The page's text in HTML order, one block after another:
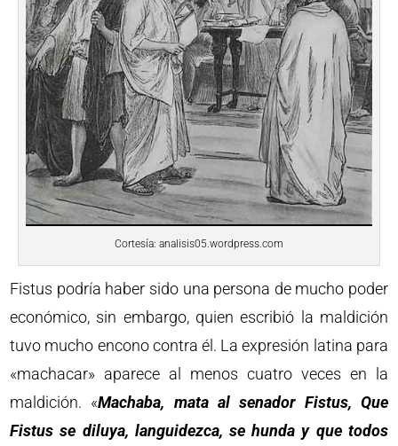
Cortesía: analisis05.wordpress.com
Fistus podría haber sido una persona de mucho poder
económico, sin embargo, quien escribió la maldición
tuvo mucho encono contra él. La expresión latina para
«machacar» aparece al menos cuatro veces en la
maldición. «Machaba, mata al senador Fistus, Que
Fistus se diluya, languidezca, se hunda y que todos